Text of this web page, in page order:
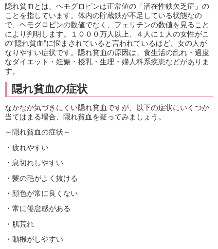
隠れ貧血とは、ヘモグロビンは正常値の「潜在性鉄欠乏症」の
ことを指しています。体内の貯蔵鉄が不足している状態なの
で、ヘモグロビンの数値でなく、フェリチンの数値を見ること
により判明します。１０００万人以上、４人に１人の女性がこ
の“隠れ貧血”に悩まされていると言われているほど、女の人が
なりやすい症状です。隠れ貧血の原因は、食生活の乱れ・過度
なダイエット・妊娠・授乳・生理・婦人科系疾患などがありま
す。
隠れ貧血の症状
なかなか気づきにくい隠れ貧血ですが、以下の症状にいくつか
当てはまる場合、隠れ貧血を疑ってみましょう。
～隠れ貧血の症状～
・疲れやすい
・息切れしやすい
・髪の毛がよく抜ける
・顔色が常に良くない
・常に倦怠感がある
・肌荒れ
・動機がしやすい